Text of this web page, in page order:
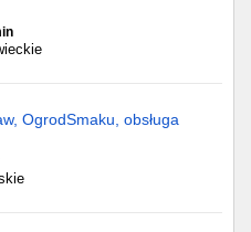
OgrodSmaku, obsługa